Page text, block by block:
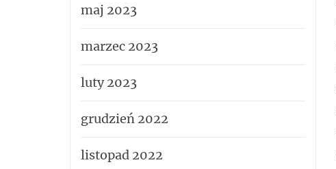
maj 2023
marzec 2023
luty 2023
grudzień 2022
listopad 2022